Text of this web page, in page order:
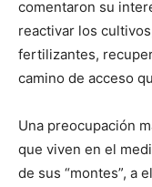
comentaron su
reactivar los
fertilizantes,
camino de acceso
Una preocupación
que viven en el
de sus “montes”, a